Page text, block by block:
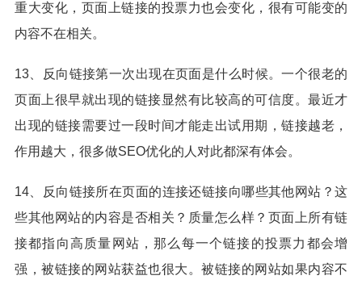
重大变化，页面上链接的投票力也会变化，很有可能变的
内容不在相关。
13、反向链接第一次出现在页面是什么时候。一个很老的
页面上很早就出现的链接显然有比较高的可信度。最近才
出现的链接需要过一段时间才能走出试用期，链接越老，
作用越大，很多做SEO优化的人对此都深有体会。
14、反向链接所在页面的连接还链接向哪些其他网站？这
些其他网站的内容是否相关？质量怎么样？页面上所有链
接都指向高质量网站，那么每一个链接的投票力都会增
强，被链接的网站获益也很大。被链接的网站如果内容不